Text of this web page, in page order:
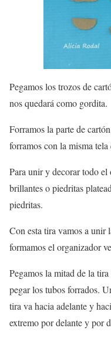
Pegamos los trozos de
nos quedará como gordita.
Forramos la parte de
forramos con la misma
Para unir y decorar todo
brillantes o piedritas
piedritas.
Con esta tira vamos a unir
formamos el organizador
Pegamos la mitad de la
pegar los tubos forrados.
tira va hacia adelante y
extremo por delante y por